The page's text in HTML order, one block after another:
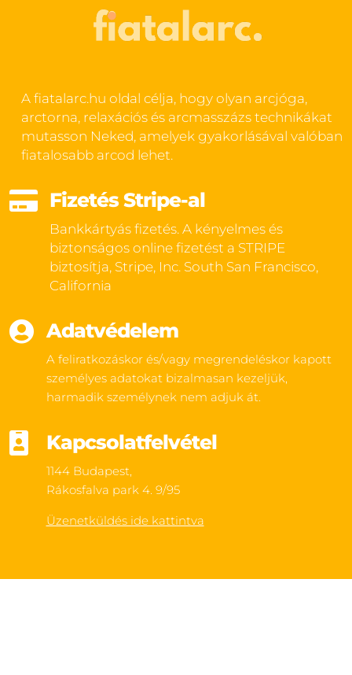
A fiatalarc.hu oldal célja, hogy olyan arcjóga,
arctorna, relaxációs és arcmasszázs technikákat
mutasson Neked, amelyek gyakorlásával valóban
fiatalosabb arcod lehet.
 Fizetés Stripe-al
Bankkártyás fizetés. A kényelmes és
biztonságos online fizetést a STRIPE
biztosítja, Stripe, Inc. South San Francisco,
California
 Adatvédelem
A feliratkozáskor és/vagy megrendeléskor kapott
személyes adatokat bizalmasan kezeljük,
harmadik személynek nem adjuk át.
 Kapcsolatfelvétel
1144 Budapest,
Rákosfalva park 4. 9/95
Üzenetküldés ide kattintva